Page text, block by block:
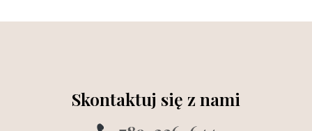
Skontaktuj się z nami